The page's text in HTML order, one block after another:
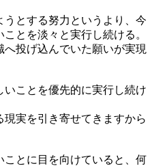
うとする努力というより、今
とを淡々と実行し続ける。
投げ込んでいた願いが実現
ことを優先的に実行し続け
実を引き寄せてきますから
とに目を向けていると、何